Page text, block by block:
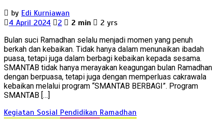
by Edi Kurniawan
4 April 2024
2 2 min 2 yrs
Bulan suci Ramadhan selalu menjadi momen yang penuh
berkah dan kebaikan. Tidak hanya dalam menunaikan ibadah
puasa, tetapi juga dalam berbagi kebaikan kepada sesama.
SMANTAB tidak hanya merayakan keagungan bulan Ramadhan
dengan berpuasa, tetapi juga dengan memperluas cakrawala
kebaikan melalui program “SMANTAB BERBAGI”. Program
SMANTAB […]
Kegiatan Sosial Pendidikan Ramadhan